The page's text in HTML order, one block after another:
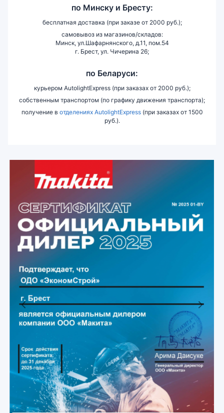
по Минску и Бресту:
бесплатная доставка (при заказе от 2000 руб.);
самовывоз из магазинов/складов:
Минск, ул.Шафарнянского, д.11, пом.54
г. Брест, ул. Чичерина 26;
по Беларуси:
курьером AutolightExpress (при заказах от 2000 руб.);
собственным транспортом (по графику движения транспорта);
получение в отделениях AutolightExpress(при заказах от 1500
руб.).
Previous Next